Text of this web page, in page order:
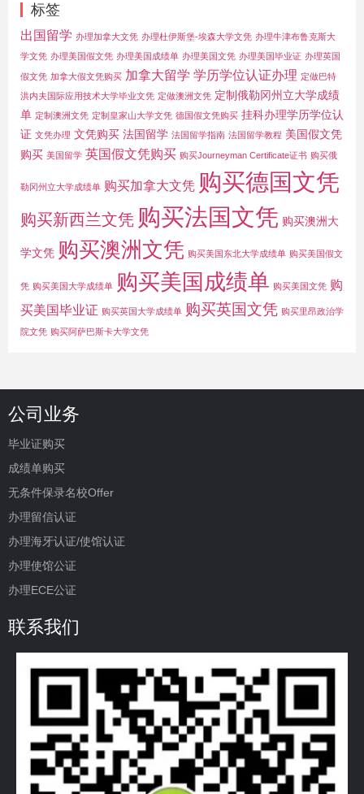
标签
出国留学 办理加拿大文凭 办理杜伊斯堡-埃森大学文凭 办理牛津布鲁克斯大
学文凭 办理美国假文凭 办理美国成绩单 办理美国文凭 办理美国毕业证 办理英国
假文凭 加拿大假文凭购买 加拿大留学 学历学位认证办理 定做巴特
洪内夫国际应用技术大学毕业文凭 定做澳洲文凭 定制俄勒冈州立大学成绩
单 定制澳洲文凭 定制皇家山大学文凭 德国假文凭购买 挂科办理学历学位认
证 文凭办理 文凭购买 法国留学 法国留学指南 法国留学教程 美国假文凭
购买 美国留学 英国假文凭购买 购买Journeyman Certificate证书 购买俄
勒冈州立大学成绩单 购买加拿大文凭 购买德国文凭
购买新西兰文凭 购买法国文凭 购买澳洲大
学文凭 购买澳洲文凭 购买美国东北大学成绩单 购买美国假文
凭 购买美国大学成绩单 购买美国成绩单 购买美国文凭 购
买美国毕业证 购买英国大学成绩单 购买英国文凭 购买里昂政治学
院文凭 购买阿萨巴斯卡大学文凭
公司业务
毕业证购买
成绩单购买
无条件保录名校Offer
办理留信认证
办理海牙认证/使馆认证
办理使馆公证
办理ECE公证
联系我们